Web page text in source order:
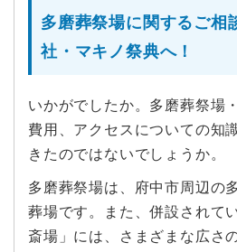
多磨葬祭場に関するご相
社・マキノ祭典へ！
いかがでしたか。多磨葬祭場
費用、アクセスについての知
きたのではないでしょうか。
多磨葬祭場は、府中市周辺の
葬場です。また、併設されて
斎場」には、さまざまな広さ